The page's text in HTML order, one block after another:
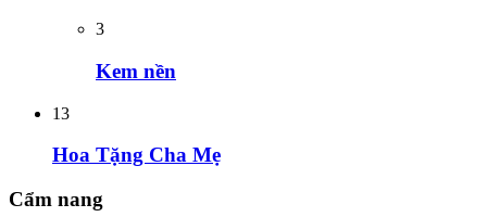
3
Kem nền
13
Hoa Tặng Cha Mẹ
Cẩm nang